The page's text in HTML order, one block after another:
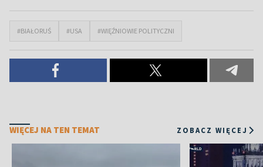
#BIAŁORUŚ #USA #WIĘŹNIOWIE POLITYCZNI
WIĘCEJ NA TEN TEMAT ZOBACZ WIĘCEJ